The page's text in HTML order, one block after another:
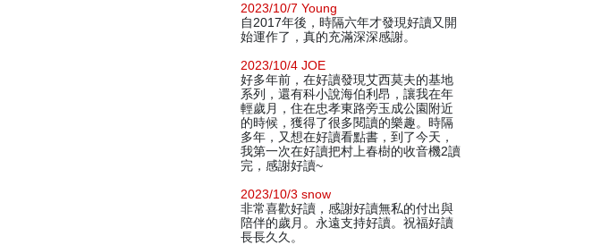
2023/10/7 Young
自2017年後，時隔六年才發現好讀又開
始運作了，真的充滿深深感謝。
2023/10/4 JOE
好多年前，在好讀發現艾西莫夫的基地
系列，還有科小說海伯利昂，讓我在年
輕歲月，住在忠孝東路旁玉成公園附近
的時候，獲得了很多閱讀的樂趣。時隔
多年，又想在好讀看點書，到了今天，
我第一次在好讀把村上春樹的收音機2讀
完，感謝好讀~
2023/10/3 snow
非常喜歡好讀，感謝好讀無私的付出與
陪伴的歲月。永遠支持好讀。祝福好讀
長長久久。